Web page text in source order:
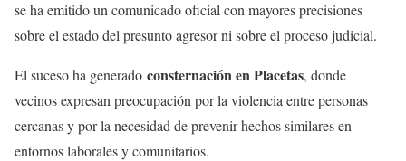
se ha emitido un comunicado oficial con mayores precisiones
sobre el estado del presunto agresor ni sobre el proceso judicial.
El suceso ha generado consternación en Placetas, donde
vecinos expresan preocupación por la violencia entre personas
cercanas y por la necesidad de prevenir hechos similares en
entornos laborales y comunitarios.